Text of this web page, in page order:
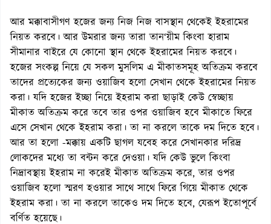
আর মক্কাবাসীগণ হজের জন্য নিজ নিজ বাসস্থান থেকেই ইহরামের
নিয়ত করবে। আর উমরার জন্য তারা তান‘য়ীম কিংবা হারাম
সীমানার বাইরে যে কোনো স্থান থেকে ইহরামের নিয়ত করবে।
হজের সংকল্প নিয়ে যে সকল মুসলিম এ মীকাতসমূহ অতিক্রম করবে
তাদের প্রত্যেকের জন্য ওয়াজিব হলো সেখান থেকে ইহরামের নিয়ত
করা। যদি হজের ইচ্ছা নিয়ে ইহরাম করা ছাড়াই কেউ স্বেচ্ছায়
মীকাত অতিক্রম করে তবে তার ওপর ওয়াজিব হবে মীকাতে ফিরে
এসে সেখান থেকে ইহরাম করা। তা না করলে তাকে দম দিতে হবে।
আর তা হলো -মক্কায় একটি ছাগল যবেহ করে সেখানকার দরিদ্র
লোকদের মধ্যে তা বন্টন করে দেওয়া। যদি কেউ ভুলে কিংবা
নিদ্রাবস্থায় ইহরাম না করেই মীকাত অতিক্রম করে, তার ওপর
ওয়াজিব হলো স্মরণ হওয়ার সাথে সাথে ফিরে গিয়ে মীকাত থেকে
ইহরাম করা। তা না করলে তাকেও দম দিতে হবে, যেরূপ ইত‌োপূর্বে
বর্ণিত হয়েছে।